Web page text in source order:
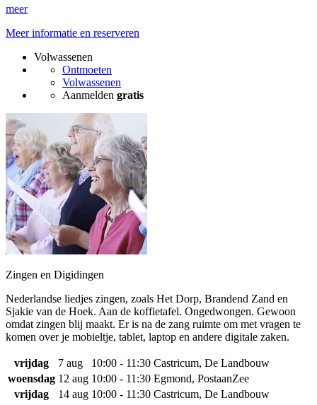
meer
Meer informatie en reserveren
Volwassenen
Ontmoeten
Volwassenen
Aanmelden gratis
Zingen en Digidingen
Nederlandse liedjes zingen, zoals Het Dorp, Brandend Zand en
Sjakie van de Hoek. Aan de koffietafel. Ongedwongen. Gewoon
omdat zingen blij maakt. Er is na de zang ruimte om met vragen te
komen over je mobieltje, tablet, laptop en andere digitale zaken.
vrijdag 7 aug 10:00 - 11:30 Castricum, De Landbouw
woensdag 12 aug 10:00 - 11:30 Egmond, PostaanZee
vrijdag
14 aug 10:00 - 11:30 Castricum, De Landbouw